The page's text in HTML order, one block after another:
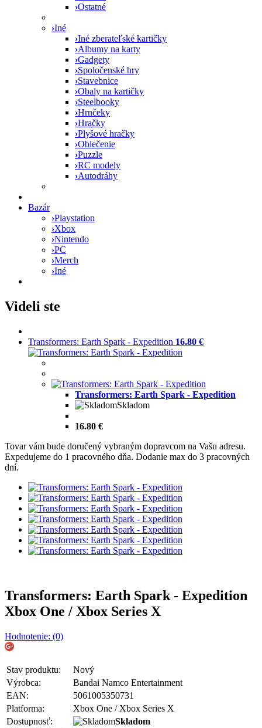
›Ostatné
›Iné
›Iné zberateľské kartičky
›Albumy na karty
›Gadgety
›Spoločenské hry
›Stavebnice
›Obaly na kartičky
›Steelbooky
›Hrnčeky
›Hračky
›Plyšové hračky
›Oblečenie
›Puzzle
›RC modely
›Autodráhy
Bazár
›Playstation
›Xbox
›Nintendo
›PC
›Merch
›Iné
Videli ste
Transformers: Earth Spark - Expedition 16.80 €
Transformers: Earth Spark - Expedition
Skladom
16.80 €
Tovar vám bude doručený vybraným dopravcom na Vašu adresu.
Expedujeme do 1 pracovného dňa. Dodanie max do 3 pracovných
dní.
Transformers: Earth Spark - Expedition
Xbox One / Xbox Series X
Hodnotenie: (0)
Stav produktu:
Nový
Výrobca:
Bandai Namco Entertainment
EAN:
5061005350731
Platforma:
Xbox One / Xbox Series X
Dostupnosť:
Skladom